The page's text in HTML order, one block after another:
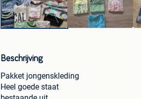
Beschrijving
Pakket jongenskleding
Heel goede staat